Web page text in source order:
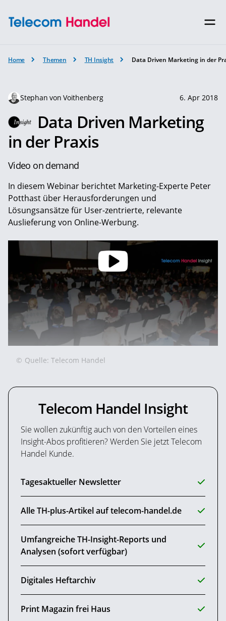
Home Themen TH Insight Data Driven Marketing in der
Stephan von Voithenberg 6. Apr 2018
Data Driven Marketing
in der Praxis
Video on demand
In diesem Webinar berichtet Marketing-Experte Peter
Potthast über Herausforderungen und
Lösungsansätze für User-zentrierte, relevante
Auslieferung von Online-Werbung.
© Quelle: Telecom Handel
Telecom Handel Insight
Sie wollen zukünftig auch von den Vorteilen eines
Insight-Abos profitieren? Werden Sie jetzt Telecom
Handel Kunde.
Tagesaktueller Newsletter
Alle TH-plus-Artikel auf telecom-handel.de
Umfangreiche TH-Insight-Reports und
Analysen (sofort verfügbar)
Digitales Heftarchiv
Print Magazin frei Haus